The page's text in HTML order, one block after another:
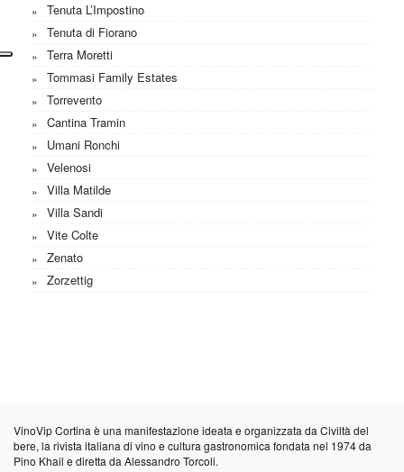
Tenuta L’Impostino
Tenuta di Fiorano
Terra Moretti
Tommasi Family Estates
Torrevento
Cantina Tramin
Umani Ronchi
Velenosi
Villa Matilde
Villa Sandi
Vite Colte
Zenato
Zorzettig
VinoVip Cortina è una manifestazione ideata e organizzata da Civiltà del
bere, la rivista italiana di vino e cultura gastronomica fondata nel 1974 da
Pino Khail e diretta da Alessandro Torcoli.